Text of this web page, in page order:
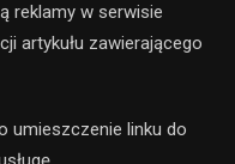
reklamy w serwisie
artykułu zawierającego
umieszczenie linku do